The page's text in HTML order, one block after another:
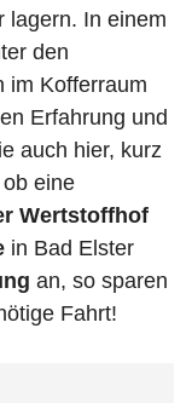
lagern. In einem
den
im Kofferraum
Erfahrung und
auch hier, kurz
ob eine
Wertstoffhof
in Bad Elster
an, so sparen
Fahrt!